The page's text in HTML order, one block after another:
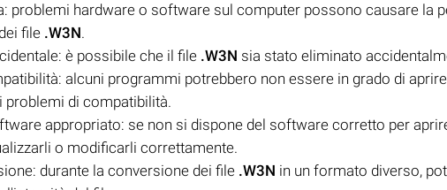
problemi hardware o software sul computer possono causare la
file .W3N.
è possibile che il file .W3N sia stato eliminato
alcuni programmi potrebbero non essere in grado di
problemi di compatibilità.
appropriato: se non si dispone del software corretto per
o modificarli correttamente.
durante la conversione dei file .W3N in un formato diverso,